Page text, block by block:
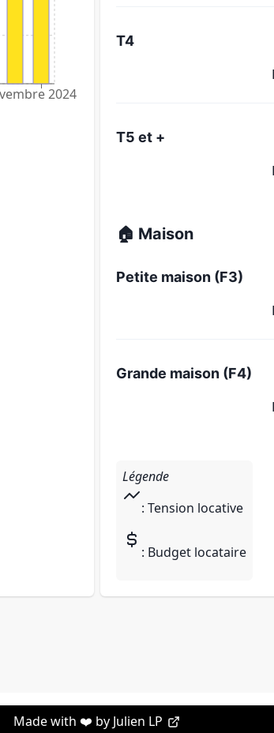
2024
T4
T5 et +
🏠 Maison
Petite maison (F3)
Grande maison (F4)
Légende
: Tension locative
: Budget locataire
Made with ❤️ by Julien LP